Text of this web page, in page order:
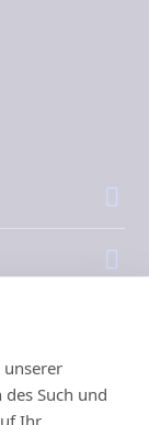
unserer
Such und
Ihr